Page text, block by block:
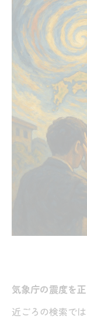
気象庁の震度を
近ごろの検索で